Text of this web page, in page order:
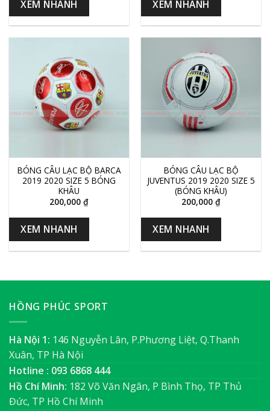
XEM NHANH XEM NHANH
BÓNG CÂU LẠC BỘ BARCA
2019 2020 SIZE 5 BÓNG
KHÂU
200,000 ₫
XEM NHANH
BÓNG CÂU LẠC BỘ
JUVENTUS 2019 2020 SIZE 5
(BÓNG KHÂU)
200,000 ₫
XEM NHANH
HỒNG PHÚC SPORT
Hà Nội 1: 146 Nguyễn Lân, P.Phương Liệt, Q.Thanh
Xuân, TP Hà Nội
Hotline : 093 6868 444
Hồ Chí Minh: 182 Võ Văn Ngân, P Bình Thọ, TP Thủ
Đức, TP Hồ Chí Minh